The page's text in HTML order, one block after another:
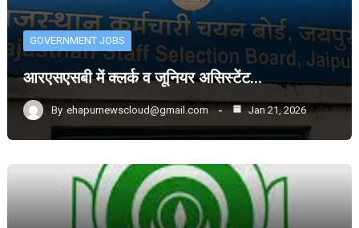
GOVERNMENT JOBS
आरएसएसबी में क्लर्क व जूनियर असिस्टेंट…
By ehapurnewscloud@gmail.com Jan 21, 2026